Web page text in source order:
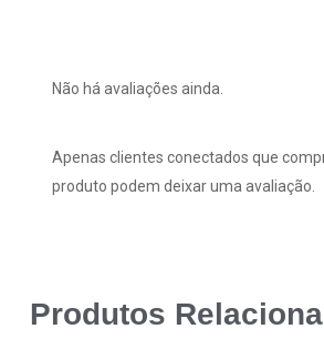
Não há avaliações ainda.
Apenas clientes conectados que
produto podem deixar uma avaliação.
Produtos